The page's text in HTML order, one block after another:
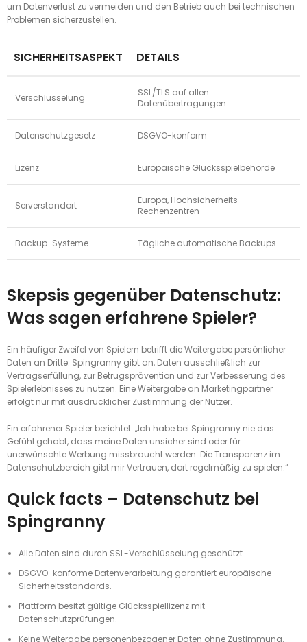
um Datenverlust zu vermeiden und den Betrieb auch bei technischen
Problemen sicherzustellen.
SICHERHEITSASPEKT DETAILS
Verschlüsselung
SSL/TLS auf allen
Datenübertragungen
Datenschutzgesetz DSGVO-konform
Lizenz Europäische Glücksspielbehörde
Serverstandort
Europa, Hochsicherheits-
Rechenzentren
Backup-Systeme Tägliche automatische Backups
Skepsis gegenüber Datenschutz:
Was sagen erfahrene Spieler?
Ein häufiger Zweifel von Spielern betrifft die Weitergabe persönlicher
Daten an Dritte. Spingranny gibt an, Daten ausschließlich zur
Vertragserfüllung, zur Betrugsprävention und zur Verbesserung des
Spielerlebnisses zu nutzen. Eine Weitergabe an Marketingpartner
erfolgt nur mit ausdrücklicher Zustimmung der Nutzer.
Ein erfahrener Spieler berichtet: „Ich habe bei Spingranny nie das
Gefühl gehabt, dass meine Daten unsicher sind oder für
unerwünschte Werbung missbraucht werden. Die Transparenz im
Datenschutzbereich gibt mir Vertrauen, dort regelmäßig zu spielen.“
Quick facts – Datenschutz bei
Spingranny
Alle Daten sind durch SSL-Verschlüsselung geschützt.
DSGVO-konforme Datenverarbeitung garantiert europäische
Sicherheitsstandards.
Plattform besitzt gültige Glücksspiellizenz mit
Datenschutzprüfungen.
Keine Weitergabe personenbezogener Daten ohne Zustimmung.